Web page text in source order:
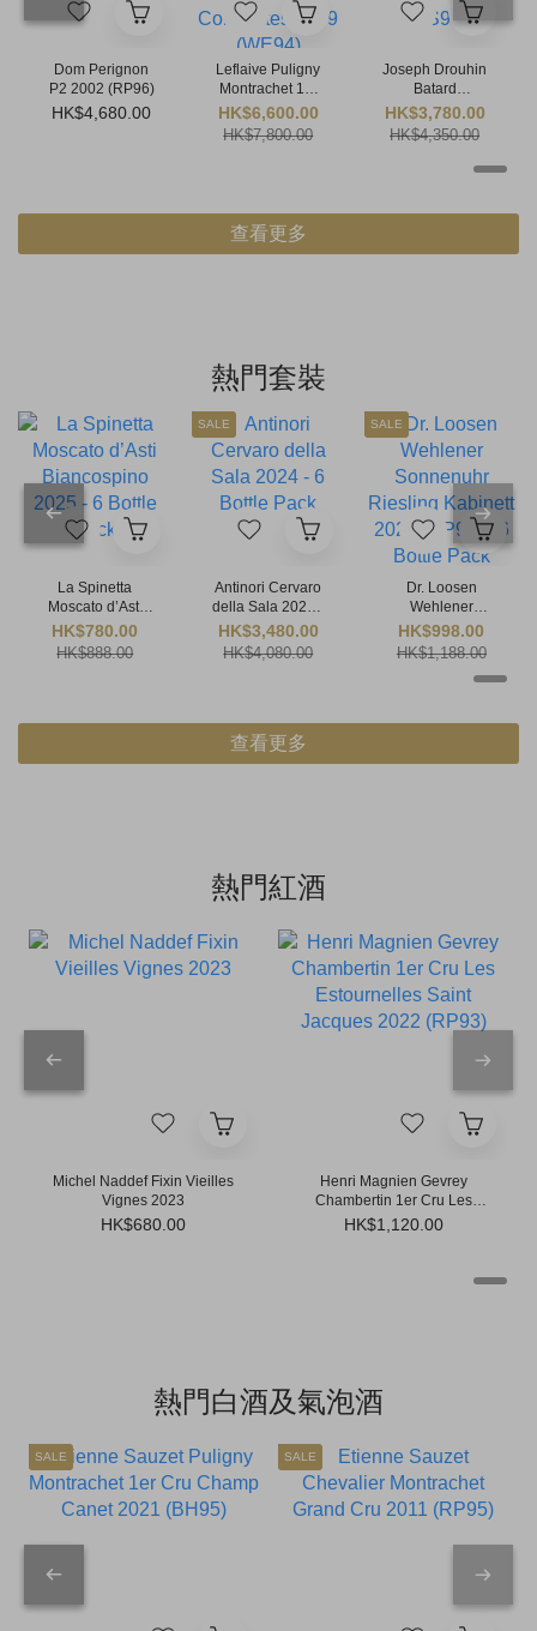
Dom Perignon
P2 2002 (RP96)
HK$4,680.00
Leflaive Puligny
Montrachet 1er
Cru Les
Combettes 2009
(WE94)
HK$6,600.00
HK$7,800.00
Joseph Drouhin
Batard
Montrachet
Grand Cru 2005
(WS95)
HK$3,780.00
HK$4,350.00
查看更多
熱門套裝
La Spinetta
Moscato d’Asti
Biancospino
2025 - 6 Bottle
Pack
HK$780.00
HK$888.00
SALE
Antinori Cervaro
della Sala 2024 -
6 Bottle Pack
HK$3,480.00
HK$4,080.00
SALE
Dr. Loosen
Wehlener
Sonnenuhr
Riesling Kabinett
2024 (RP92) - 6
Bottle Pack
HK$998.00
HK$1,188.00
查看更多
熱門紅酒
Michel Naddef Fixin Vieilles
Vignes 2023
HK$680.00
Henri Magnien Gevrey
Chambertin 1er Cru Les
Estournelles Saint Jacques
HK$1,120.00
熱門白酒及氣泡酒
SALE SALE